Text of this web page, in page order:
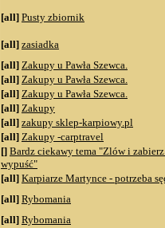
[all] Pusty zbiornik
[all] zasiadka
[all] Zakupy u Pawła Szewca.
[all] Zakupy u Pawła Szewca.
[all] Zakupy u Pawła Szewca.
[all] Zakupy
[all] zakupy sklep-karpiowy.pl
[all] Zakupy -carptravel
[] Bardz ciekawy tema "Zlów i
wypuść"
[all] Karpiarze Martynce - potrzeba
[all] Rybomania
[all] Rybomania